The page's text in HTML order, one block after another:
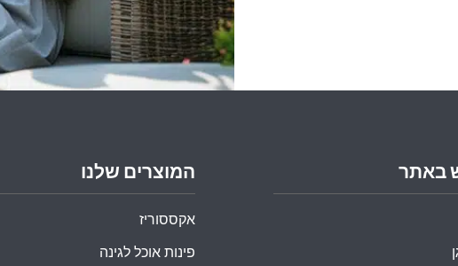
המוצרים שלנו
אקססוריז
פינות אוכל לגינה
באתר